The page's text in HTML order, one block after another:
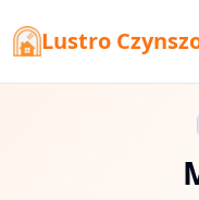
Lustro